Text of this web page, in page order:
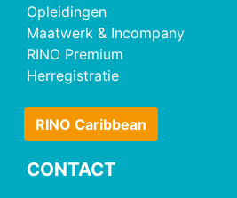
Opleidingen
Maatwerk & Incompany
RINO Premium
Herregistratie
RINO Caribbean
CONTACT